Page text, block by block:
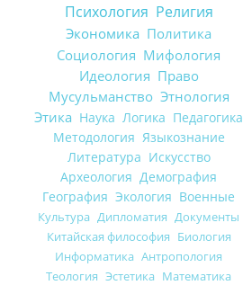
Психология Религия
Экономика Политика
Социология Мифология
Идеология Право
Мусульманство Этнология
Этика Наука Логика Педагогика
Методология Языкознание
Литература Искусство
Археология Демография
География Экология Военные
Культура Дипломатия Документы
Китайская философия Биология
Информатика Антропология
Теология Эстетика Математика